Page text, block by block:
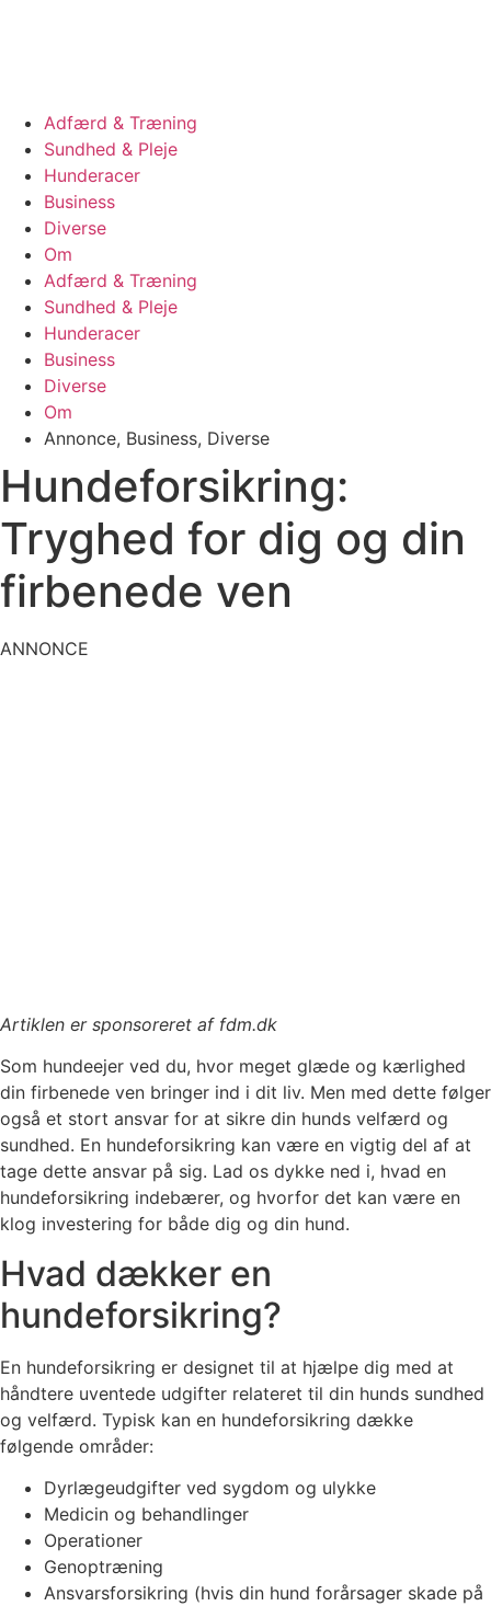
Adfærd & Træning
Sundhed & Pleje
Hunderacer
Business
Diverse
Om
Adfærd & Træning
Sundhed & Pleje
Hunderacer
Business
Diverse
Om
Annonce, Business, Diverse
Hundeforsikring:
Tryghed for dig og din
firbenede ven
ANNONCE
Artiklen er sponsoreret af fdm.dk
Som hundeejer ved du, hvor meget glæde og kærlighed
din firbenede ven bringer ind i dit liv. Men med dette følger
også et stort ansvar for at sikre din hunds velfærd og
sundhed. En hundeforsikring kan være en vigtig del af at
tage dette ansvar på sig. Lad os dykke ned i, hvad en
hundeforsikring indebærer, og hvorfor det kan være en
klog investering for både dig og din hund.
Hvad dækker en
hundeforsikring?
En hundeforsikring er designet til at hjælpe dig med at
håndtere uventede udgifter relateret til din hunds sundhed
og velfærd. Typisk kan en hundeforsikring dække
følgende områder:
Dyrlægeudgifter ved sygdom og ulykke
Medicin og behandlinger
Operationer
Genoptræning
Ansvarsforsikring (hvis din hund forårsager skade på